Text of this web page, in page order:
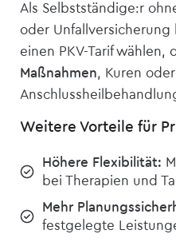
Als Selbstständige:r
oder Unfall­versicherung
einen PKV-Tarif wählen,
Maßnahmen, Kuren oder
Weitere Vorteile für
Höhere Flexibilität:
bei Therapien und
Mehr
festgelegte